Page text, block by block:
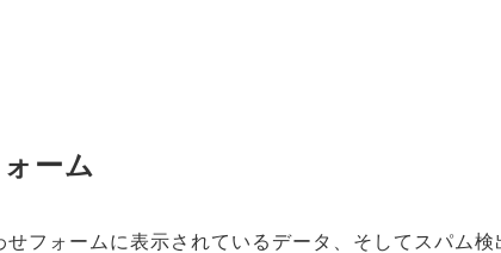
ーム
フォームに表示されているデータ、そしてスパム